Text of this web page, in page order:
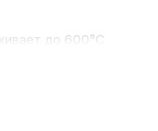
до 600°С